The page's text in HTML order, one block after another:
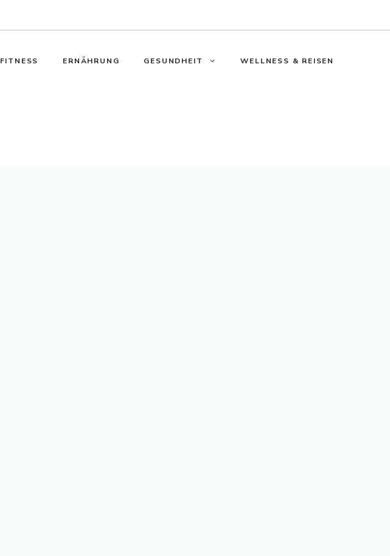
FITNESS ERNÄHRUNG GESUNDHEIT WELLNESS & REISEN